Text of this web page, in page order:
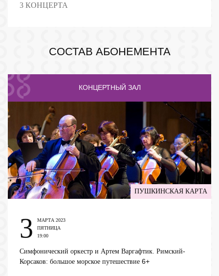
3 КОНЦЕРТА
СОСТАВ АБОНЕМЕНТА
КОНЦЕРТНЫЙ ЗАЛ
3
МАРТА 2023
ПЯТНИЦА
19:00
Симфонический оркестр и Артем Варгафтик. Римский-
Корсаков: большое морское путешествие 6+
ПУШКИНСКАЯ КАРТА